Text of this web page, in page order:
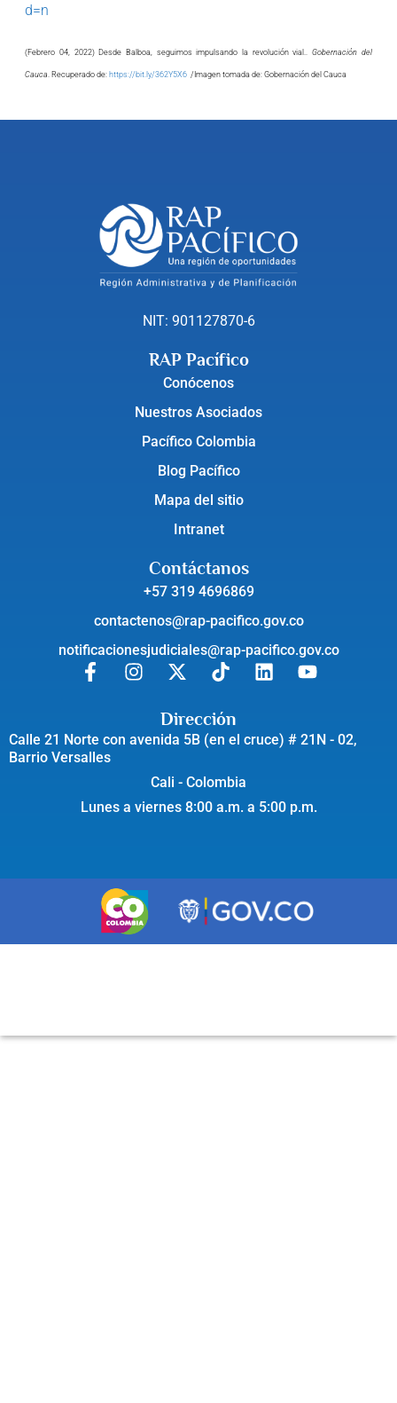
d=n
(Febrero 04, 2022) Desde Balboa, seguimos impulsando la revolución vial.. Gobernación del
Cauca. Recuperado de: https://bit.ly/362Y5X6 /Imagen tomada de: Gobernación del Cauca
NIT: 901127870-6
RAP Pacífico
Conócenos
Nuestros Asociados
Pacífico Colombia
Blog Pacífico
Mapa del sitio
Intranet
Contáctanos
+57 319 4696869
contactenos@rap-pacifico.gov.co
notificacionesjudiciales@rap-pacifico.gov.co
Dirección
Calle 21 Norte con avenida 5B (en el cruce) # 21N - 02,
Barrio Versalles
Cali - Colombia
Lunes a viernes 8:00 a.m. a 5:00 p.m.